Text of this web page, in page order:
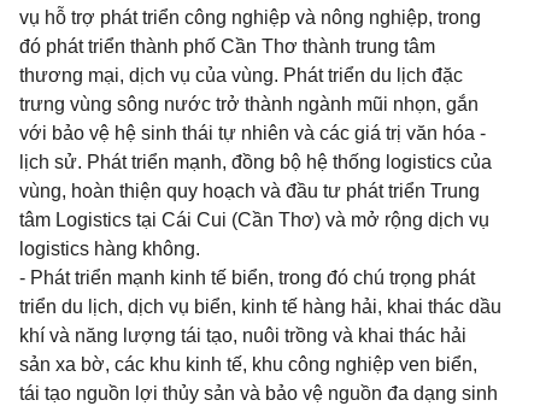
vụ hỗ trợ phát triển công nghiệp và nông nghiệp, trong
đó phát triển thành phố Cần Thơ thành trung tâm
thương mại, dịch vụ của vùng. Phát triển du lịch đặc
trưng vùng sông nước trở thành ngành mũi nhọn, gắn
với bảo vệ hệ sinh thái tự nhiên và các giá trị văn hóa -
lịch sử. Phát triển mạnh, đồng bộ hệ thống logistics của
vùng, hoàn thiện quy hoạch và đầu tư phát triển Trung
tâm Logistics tại Cái Cui (Cần Thơ) và mở rộng dịch vụ
logistics hàng không.
- Phát triển mạnh kinh tế biển, trong đó chú trọng phát
triển du lịch, dịch vụ biển, kinh tế hàng hải, khai thác dầu
khí và năng lượng tái tạo, nuôi trồng và khai thác hải
sản xa bờ, các khu kinh tế, khu công nghiệp ven biển,
tái tạo nguồn lợi thủy sản và bảo vệ nguồn đa dạng sinh